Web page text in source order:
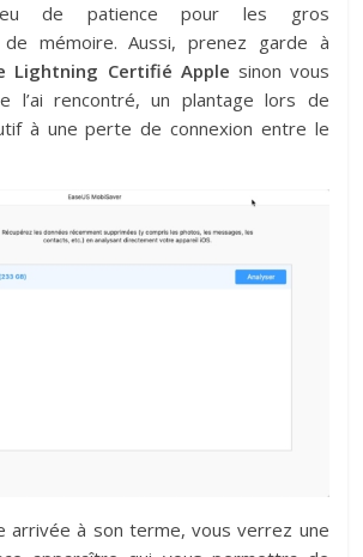
de patience pour les gros
de mémoire. Aussi, prenez garde à
Lightning Certifié Apple sinon vous
l’ai rencontré, un plantage lors de
à une perte de connexion entre le
arrivée à son terme, vous verrez une